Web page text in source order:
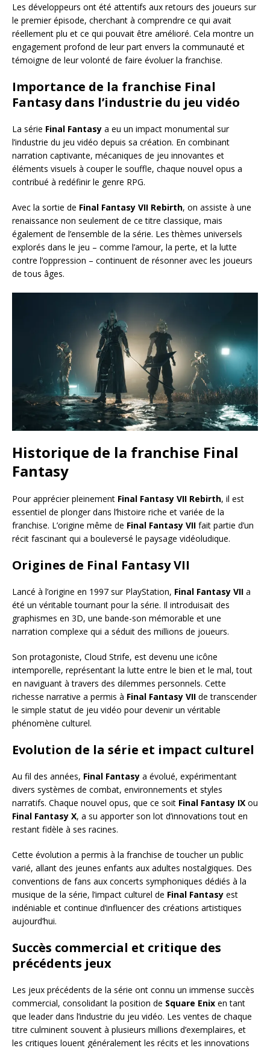
Les développeurs ont été attentifs aux retours des joueurs sur
le premier épisode, cherchant à comprendre ce qui avait
réellement plu et ce qui pouvait être amélioré. Cela montre un
engagement profond de leur part envers la communauté et
témoigne de leur volonté de faire évoluer la franchise.
Importance de la franchise Final
Fantasy dans l’industrie du jeu vidéo
La série Final Fantasy a eu un impact monumental sur
l’industrie du jeu vidéo depuis sa création. En combinant
narration captivante, mécaniques de jeu innovantes et
éléments visuels à couper le souffle, chaque nouvel opus a
contribué à redéfinir le genre RPG.
Avec la sortie de Final Fantasy VII Rebirth, on assiste à une
renaissance non seulement de ce titre classique, mais
également de l’ensemble de la série. Les thèmes universels
explorés dans le jeu – comme l’amour, la perte, et la lutte
contre l’oppression – continuent de résonner avec les joueurs
de tous âges.
Historique de la franchise Final
Fantasy
Pour apprécier pleinement Final Fantasy VII Rebirth, il est
essentiel de plonger dans l’histoire riche et variée de la
franchise. L’origine même de Final Fantasy VII fait partie d’un
récit fascinant qui a bouleversé le paysage vidéoludique.
Origines de Final Fantasy VII
Lancé à l’origine en 1997 sur PlayStation, Final Fantasy VII a
été un véritable tournant pour la série. Il introduisait des
graphismes en 3D, une bande-son mémorable et une
narration complexe qui a séduit des millions de joueurs.
Son protagoniste, Cloud Strife, est devenu une icône
intemporelle, représentant la lutte entre le bien et le mal, tout
en naviguant à travers des dilemmes personnels. Cette
richesse narrative a permis à Final Fantasy VII de transcender
le simple statut de jeu vidéo pour devenir un véritable
phénomène culturel.
Evolution de la série et impact culturel
Au fil des années, Final Fantasy a évolué, expérimentant
divers systèmes de combat, environnements et styles
narratifs. Chaque nouvel opus, que ce soit Final Fantasy IX ou
Final Fantasy X, a su apporter son lot d’innovations tout en
restant fidèle à ses racines.
Cette évolution a permis à la franchise de toucher un public
varié, allant des jeunes enfants aux adultes nostalgiques. Des
conventions de fans aux concerts symphoniques dédiés à la
musique de la série, l’impact culturel de Final Fantasy est
indéniable et continue d’influencer des créations artistiques
aujourd’hui.
Succès commercial et critique des
précédents jeux
Les jeux précédents de la série ont connu un immense succès
commercial, consolidant la position de Square Enix en tant
que leader dans l’industrie du jeu vidéo. Les ventes de chaque
titre culminent souvent à plusieurs millions d’exemplaires, et
les critiques louent généralement les récits et les innovations